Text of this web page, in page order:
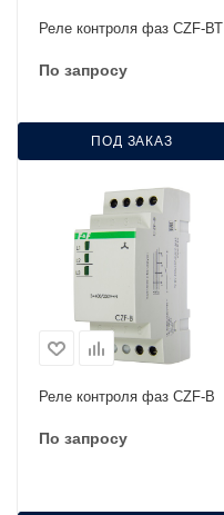
Реле контроля фаз CZF-ВТ
По запросу
ПОД ЗАКАЗ
Реле контроля фаз CZF-В
По запросу